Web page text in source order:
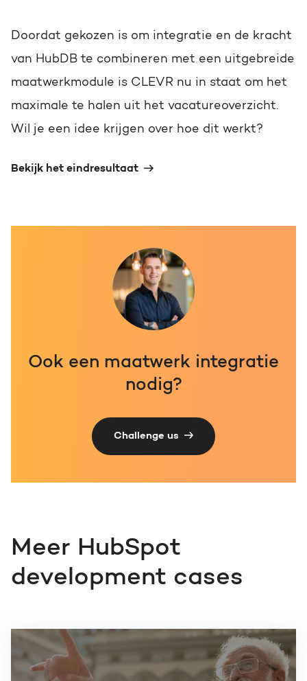
Doordat gekozen is om integratie en de kracht
van HubDB te combineren met een uitgebreide
maatwerkmodule is CLEVR nu in staat om het
maximale te halen uit het vacatureoverzicht.
Wil je een idee krijgen over hoe dit werkt?
Bekijk het eindresultaat
Ook een maatwerk integratie
nodig?
Challenge us
Meer HubSpot
development cases